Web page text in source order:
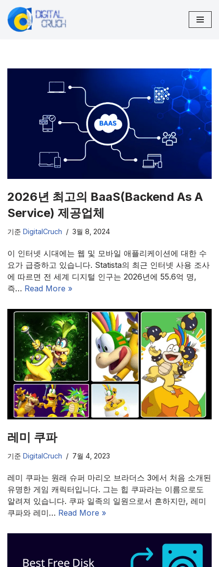
콘
2026년 최고의 BaaS(Backend As A
Service) 제공업체
기준 DigitalCruch 3월 8, 2024
이 인터넷 시대에는 웹 및 모바일 애플리케이션에 대한 수
요가 급증하고 있습니다. Statista의 최근 인터넷 사용 조사
에 따르면 전 세계 디지털 인구는 2026년에 55.6억 명,
즉… Read More »
레미 쿠파
기준 DigitalCruch 7월 4, 2023
레미 쿠파는 원래 슈퍼 마리오 브라더스 3에서 처음 소개된
유명한 게임 캐릭터입니다. 그는 힙 쿠파라는 이름으로도
알려져 있습니다. 쿠파 일족의 일원으로서 흔하지만, 레미
쿠파와 레미… Read More »